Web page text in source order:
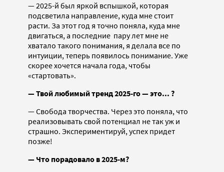
— 2025-й был яркой вспышкой, которая
подсветила направление, куда мне стоит
расти. За этот год я точно поняла, куда мне
двигаться, а последние пару лет мне не
хватало такого понимания, я делала все по
интуиции, теперь появилось понимание. Уже
скорее хочется начала года, чтобы
«стартовать».
— Твой любимый тренд 2025-го — это... ?
— Свобода творчества. Через это поняла, что
реализовывать свой потенциал не так уж и
страшно. Экспериментируй, успех придет
позже!
— Что порадовало в 2025-м?